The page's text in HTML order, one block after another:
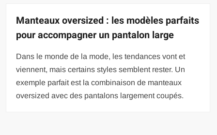
Manteaux oversized : les modèles parfaits
pour accompagner un pantalon large
Dans le monde de la mode, les tendances vont et
viennent, mais certains styles semblent rester. Un
exemple parfait est la combinaison de manteaux
oversized avec des pantalons largement coupés.